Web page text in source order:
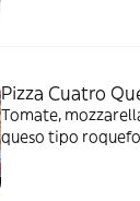
Pizza Cuatro
Tomate,
queso tipo